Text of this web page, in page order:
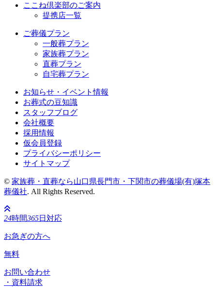
ここね倶楽部のご案内
提携店一覧
ご葬儀プラン
一般葬プラン
家族葬プラン
直葬プラン
自宅葬プラン
お知らせ・イベント情報
お葬式の豆知識
スタッフブログ
会社概要
採用情報
仮会員登録
プライバシーポリシー
サイトマップ
© 家族葬・直葬なら山口県長門市・下関市の葬儀場(有)塚本
葬儀社. All Rights Reserved.
24時間365日対応
お急ぎの方へ
無料
お問い合わせ
・資料請求